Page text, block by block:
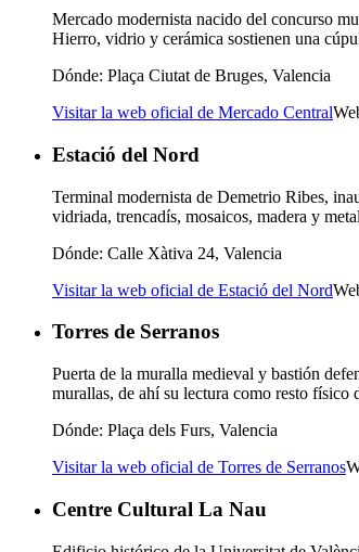
Mercado modernista nacido del concurso
Hierro, vidrio y cerámica sostienen una
Dónde: Plaça Ciutat de Bruges, Valencia
Visitar la web oficial de Mercado Central
Estació del Nord
Terminal modernista de Demetrio Ribes,
vidriada, trencadís, mosaicos, madera y
Dónde: Calle Xàtiva 24, Valencia
Visitar la web oficial de Estació del Nord
Torres de Serranos
Puerta de la muralla medieval y bastión
murallas, de ahí su lectura como resto físico
Dónde: Plaça dels Furs, Valencia
Visitar la web oficial de Torres de Serranos
Centre Cultural La Nau